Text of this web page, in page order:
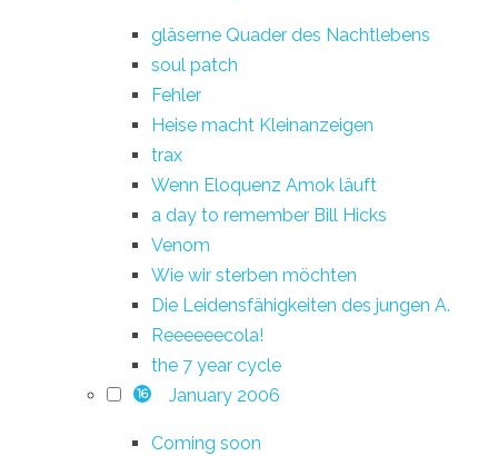
gläserne Quader des Nachtlebens
soul patch
Fehler
Heise macht Kleinanzeigen
trax
Wenn Eloquenz Amok läuft
a day to remember Bill Hicks
Venom
Wie wir sterben möchten
Die Leidensfähigkeiten des jungen A.
Reeeeeecola!
the 7 year cycle
16 January 2006
Coming soon